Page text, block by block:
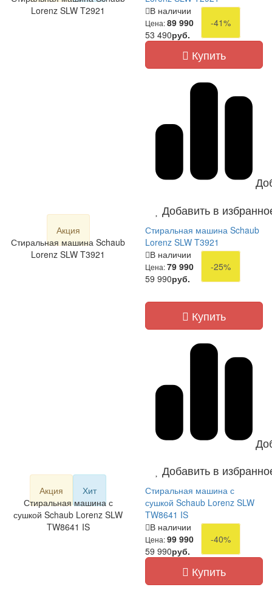
Lorenz SLW T2921
В наличии
Цена:89 990
-41%
53 490руб.
Купить
Добавить в
Акция
Стиральная машина Schaub
Lorenz SLW T3921
Стиральная машина Schaub
Lorenz SLW T3921
В наличии
Цена:79 990
-25%
59 990руб.
Купить
Добавить в
Акция
Хит
Стиральная машина с
сушкой Schaub Lorenz SLW
TW8641 IS
Стиральная машина с
сушкой Schaub Lorenz SLW
TW8641 IS
В наличии
Цена:99 990
-40%
59 990руб.
Купить